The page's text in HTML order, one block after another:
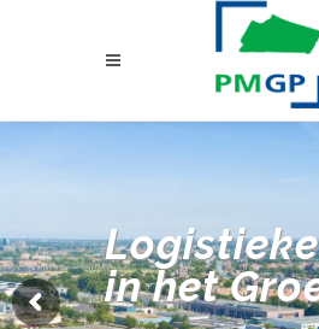
in het